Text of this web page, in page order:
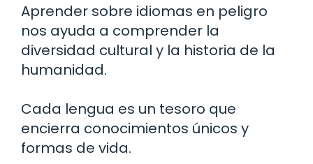
Aprender sobre idiomas en peligro
nos ayuda a comprender la
diversidad cultural y la historia de la
humanidad.
Cada lengua es un tesoro que
encierra conocimientos únicos y
formas de vida.